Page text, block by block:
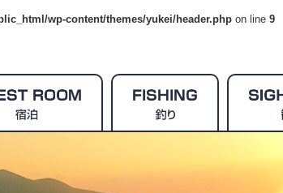
wp-content/themes/yukei/header.php on line 9